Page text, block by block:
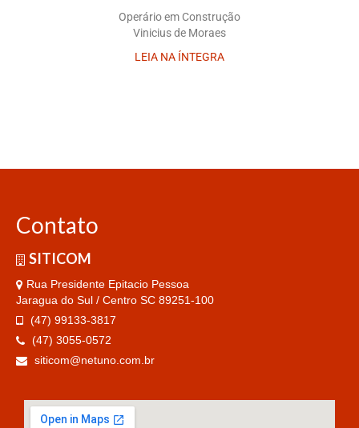
Operário em Construção
Vinicius de Moraes
LEIA NA ÍNTEGRA
Contato
SITICOM
Rua Presidente Epitacio Pessoa
Jaragua do Sul / Centro SC 89251-100
(47) 99133-3817
(47) 3055-0572
siticom@netuno.com.br